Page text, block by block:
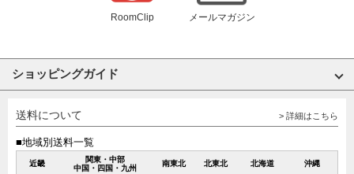
RoomClip メールマガジン
ショッピングガイド
送料について > 詳細はこちら
■地域別送料一覧
近畿
関東・中部
中国・四国・九州
南東北 北東北 北海道 沖縄